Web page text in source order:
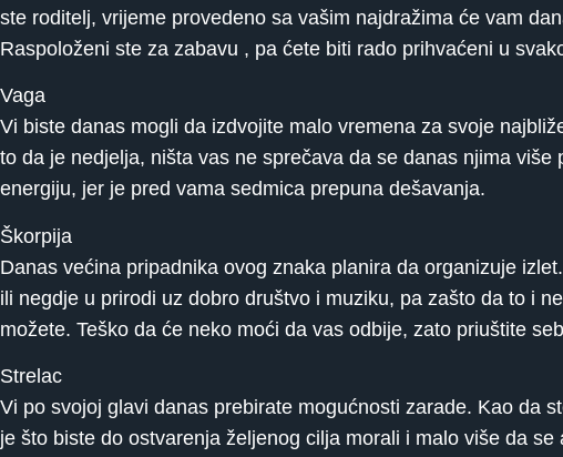
ste roditelj, vrijeme provedeno sa vašim najdražima će vam
Raspoloženi ste za zabavu , pa ćete biti rado prihvaćeni u
Vaga
Vi biste danas mogli da izdvojite malo vremena za svoje
to da je nedjelja, ništa vas ne sprečava da se danas njima
energiju, jer je pred vama sedmica prepuna dešavanja.
Škorpija
Danas većina pripadnika ovog znaka planira da organizuje
ili negdje u prirodi uz dobro društvo i muziku, pa zašto da to i
možete. Teško da će neko moći da vas odbije, zato priuštite
Strelac
Vi po svojoj glavi danas prebirate mogućnosti zarade. Kao da
je što biste do ostvarenja željenog cilja morali i malo više da